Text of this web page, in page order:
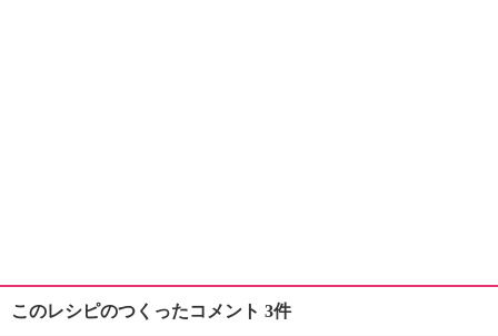
このレシピのつくったコメント 3件